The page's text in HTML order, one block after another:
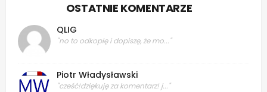
OSTATNIE KOMENTARZE
QLIG
"no to odkopię i dopiszę, że mo..."
Piotr Władysławski
"cześć!dziękuję za komentarz! j..."